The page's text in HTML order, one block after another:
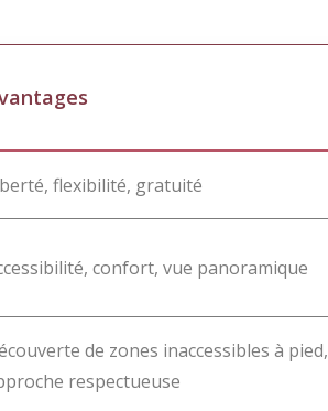
flexibilité, gratuité
confort, vue panoramique
de zones inaccessibles à pied,
respectueuse